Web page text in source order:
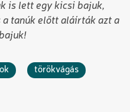
is lett egy kicsi bajuk,
a tanúk előtt aláírták azt a
törökvágás